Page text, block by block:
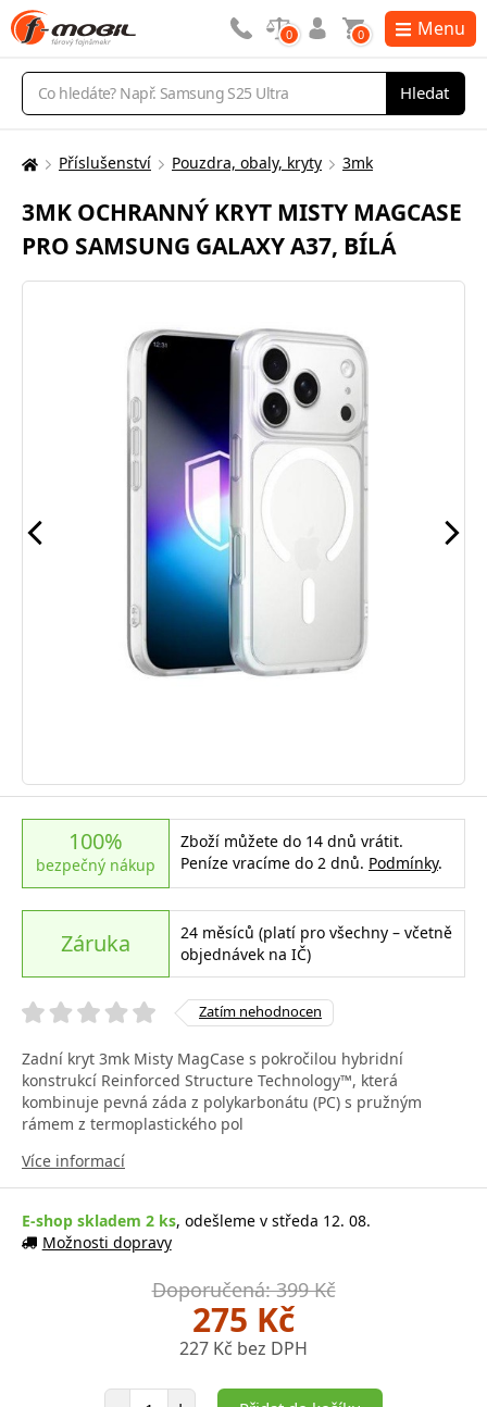
Vyhledávání
Hledat
0 0 Menu
Zde
nacházíte:
Příslušenství Pouzdra, obaly, kryty 3mk
3MK OCHRANNÝ KRYT MISTY MAGCASE
PRO SAMSUNG GALAXY A37, BÍLÁ
100%
bezpečný nákup
Zboží můžete do 14 dnů vrátit.
Peníze vracíme do 2 dnů. Podmínky.
Záruka
24 měsíců (platí pro všechny – včetně
objednávek na IČ)
Zatím nehodnocen
Zadní kryt 3mk Misty MagCase s pokročilou hybridní
konstrukcí Reinforced Structure Technology™, která
kombinuje pevná záda z polykarbonátu (PC) s pružným
rámem z termoplastického pol
Více informací
E-shop skladem 2 ks, odešleme v středa 12. 08.
Možnosti dopravy
Doporučená: 399 Kč
275 Kč
227 Kč bez DPH
Počet položek